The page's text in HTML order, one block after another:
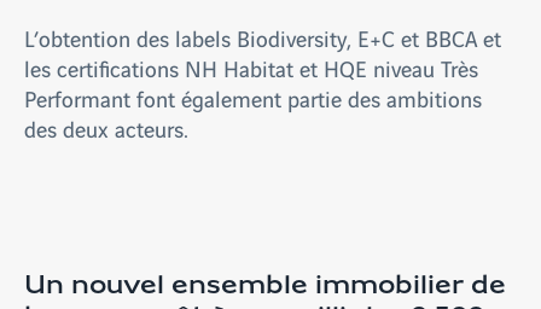
L’obtention des labels Biodiversity, E+C et BBCA et
les certifications NH Habitat et HQE niveau Très
Performant font également partie des ambitions
des deux acteurs.
Un nouvel ensemble immobilier de